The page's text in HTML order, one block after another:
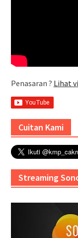
Penasaran ? Lihat
Cuitan Kami
Streaming